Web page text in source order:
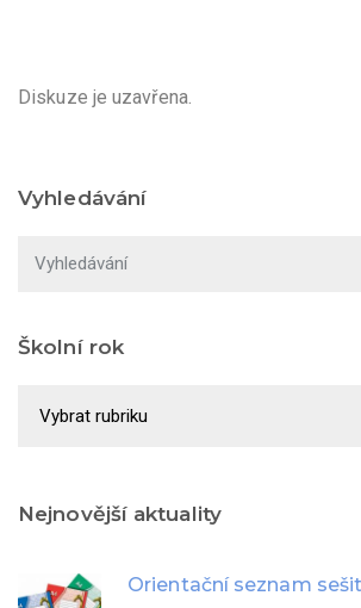
Diskuze je uzavřena.
Vyhledávání
Školní rok
rok
Nejnovější aktuality
Orientační seznam